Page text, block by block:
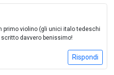
primo violino (gli unici italo tedeschi
davvero benissimo!
Rispondi